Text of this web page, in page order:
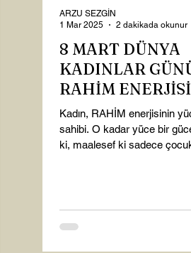
8 MART DÜNYA
KADINLAR GÜNÜ
RAHİM ENERJİSİ
Kadın, RAHİM enerjisinin yüce
sahibi. O kadar yüce bir güce sahip
ki, maalesef ki sadece
ARZU SEZGİN
1 Mar 2025
2 dakikada okunur